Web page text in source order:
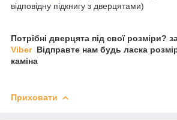
відповідну підкнигу з дверцятами)
Потрібні дверцята під свої розміри?
ViberВідправте нам будь ласка
каміна
Приховати